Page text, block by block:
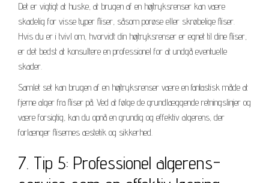
Det er vigtigt at huske, at brugen af en højtryksrenser kan være
skadelig for visse typer fliser, såsom porøse eller skrøbelige fliser.
Hvis du er i tvivl om, hvorvidt din højtryksrenser er egnet til dine fliser,
er det bedst at konsultere en professionel for at undgå eventuelle
skader.
Samlet set kan brugen af en højtryksrenser være en fantastisk måde at
fjerne alger fra fliser på. Ved at følge de grundlæggende retningslinjer og
være forsigtig, kan du opnå en grundig og effektiv algerens, der
forlænger flisernes æstetik og sikkerhed.
7. Tip 5: Professionel algerens-